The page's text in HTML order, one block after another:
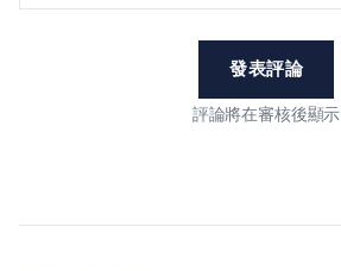
發表評論
評論將在審核後顯示